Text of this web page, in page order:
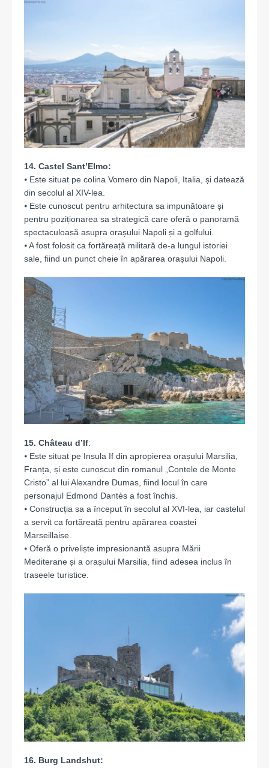
14. Castel Sant’Elmo:
⦁ Este situat pe colina Vomero din Napoli, Italia, și datează
din secolul al XIV-lea.
⦁ Este cunoscut pentru arhitectura sa impunătoare și
pentru poziționarea sa strategică care oferă o panoramă
spectaculoasă asupra orașului Napoli și a golfului.
⦁ A fost folosit ca fortăreață militară de-a lungul istoriei
sale, fiind un punct cheie în apărarea orașului Napoli.
15. Château d’If:
⦁ Este situat pe Insula If din apropierea orașului Marsilia,
Franța, și este cunoscut din romanul „Contele de Monte
Cristo” al lui Alexandre Dumas, fiind locul în care
personajul Edmond Dantès a fost închis.
⦁ Construcția sa a început în secolul al XVI-lea, iar castelul
a servit ca fortăreață pentru apărarea coastei
Marseillaise.
⦁ Oferă o priveliște impresionantă asupra Mării
Mediterane și a orașului Marsilia, fiind adesea inclus în
traseele turistice.
16. Burg Landshut: